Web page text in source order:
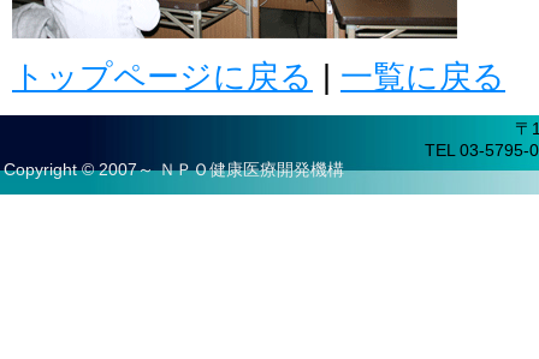
トップページに戻る 一覧に戻る
〒
TEL 03-5795-
Copyright © 2007～ ＮＰＯ健康医療開発機構